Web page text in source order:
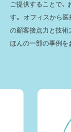
ご提供することで、
す。
オフィスから医
の顧客接点力と技術
ほんの一部の事例を